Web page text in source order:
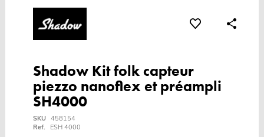
Shadow Kit folk capteur
piezzo nanoflex et préampli
SH4000
SKU 458154
Ref.
ESH 4000